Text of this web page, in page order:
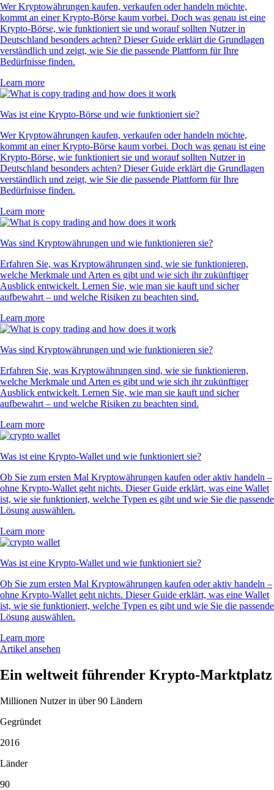
Wer Kryptowährungen kaufen, verkaufen oder handeln möchte,
kommt an einer Krypto-Börse kaum vorbei. Doch was genau ist eine
Krypto-Börse, wie funktioniert sie und worauf sollten Nutzer in
Deutschland besonders achten? Dieser Guide erklärt die Grundlagen
verständlich und zeigt, wie Sie die passende Plattform für Ihre
Bedürfnisse finden.
Learn more
Was ist eine Krypto-Börse und wie funktioniert sie?
Wer Kryptowährungen kaufen, verkaufen oder handeln möchte,
kommt an einer Krypto-Börse kaum vorbei. Doch was genau ist eine
Krypto-Börse, wie funktioniert sie und worauf sollten Nutzer in
Deutschland besonders achten? Dieser Guide erklärt die Grundlagen
verständlich und zeigt, wie Sie die passende Plattform für Ihre
Bedürfnisse finden.
Learn more
Was sind Kryptowährungen und wie funktionieren sie?
Erfahren Sie, was Kryptowährungen sind, wie sie funktionieren,
welche Merkmale und Arten es gibt und wie sich ihr zukünftiger
Ausblick entwickelt. Lernen Sie, wie man sie kauft und sicher
aufbewahrt – und welche Risiken zu beachten sind.
Learn more
Was sind Kryptowährungen und wie funktionieren sie?
Erfahren Sie, was Kryptowährungen sind, wie sie funktionieren,
welche Merkmale und Arten es gibt und wie sich ihr zukünftiger
Ausblick entwickelt. Lernen Sie, wie man sie kauft und sicher
aufbewahrt – und welche Risiken zu beachten sind.
Learn more
Was ist eine Krypto-Wallet und wie funktioniert sie?
Ob Sie zum ersten Mal Kryptowährungen kaufen oder aktiv handeln –
ohne Krypto-Wallet geht nichts. Dieser Guide erklärt, was eine Wallet
ist, wie sie funktioniert, welche Typen es gibt und wie Sie die passende
Lösung auswählen.
Learn more
Was ist eine Krypto-Wallet und wie funktioniert sie?
Ob Sie zum ersten Mal Kryptowährungen kaufen oder aktiv handeln –
ohne Krypto-Wallet geht nichts. Dieser Guide erklärt, was eine Wallet
ist, wie sie funktioniert, welche Typen es gibt und wie Sie die passende
Lösung auswählen.
Learn more
Artikel ansehen
Ein weltweit führender Krypto-Marktplatz
Millionen Nutzer in über 90 Ländern
Gegründet
2016
Länder
90